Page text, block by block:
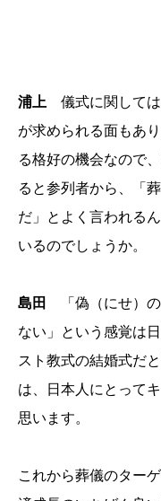
浦上 儀式に関して
が求められる面もあ
る格好の機会なので
ると参列者から、「
だ」とよく言われる
いるのでしょうか。
島田
「偽（にせ）
ない」という感覚は
スト教式の結婚式だ
は、日本人にとって
思います。
これから葬儀のター